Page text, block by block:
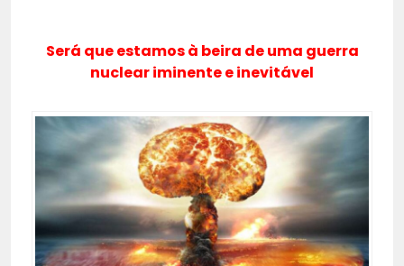
Será que estamos à beira de uma guerra
nuclear iminente e inevitável